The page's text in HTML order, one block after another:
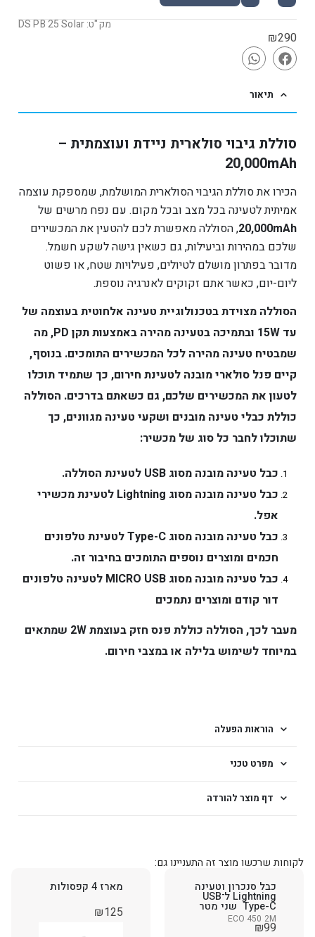
₪290
מק"ט: DS PB 25 Solar
תיאור
סוללת גיבוי סולארית ניידת ועוצמתית –
20,000mAh
הכירו את סוללת הגיבוי הסולארית המושלמת, שמספקת עוצמה
אמיתית לטעינה בכל מצב ובכל מקום. עם נפח מרשים של
20,000mAh, הסוללה מאפשרת לכם להטעין את המכשירים
שלכם במהירות וביעילות, גם כשאין גישה לשקע חשמל.
מדובר בפתרון מושלם לטיולים, פעילויות שטח, או פשוט
ליום-יום, כאשר אתם זקוקים לאנרגיה נוספת.
הסוללה מצוידת בטכנולוגיית טעינה אלחוטית בעוצמה של
עד 15W
ובתמיכה בטעינה מהירה באמצעות תקן PD, מה
שמבטיח טעינה מהירה לכל המכשירים התומכים. בנוסף,
קיים פנל סולארי מובנה לטעינת חירום, כך שתמיד תוכלו
לטעון את המכשירים שלכם, גם כשאתם בדרכים. הסוללה
כוללת כבלי טעינה מובנים ושקעי טעינה מגוונים, כך
שתוכלו לחבר כל סוג של מכשיר:
כבל טעינה מובנה מסוג USB
לטעינת הסוללה.
כבל טעינה מובנה מסוג Lightning
לטעינת מכשירי
אפל.
כבל טעינה מובנה מסוג Type-C
לטעינת טלפונים
חכמים ומוצרים נוספים התומכים בחיבור זה.
כבל טעינה מובנה מסוג MICRO USB לטעינה טלפונים
דור קודם ומוצרים נתמכים
מעבר לכך, הסוללה כוללת פנס חזק בעוצמת 2W
שמתאים
במיוחד לשימוש בלילה או במצבי חירום.
הוראות הפעלה
מפרט טכני
דף מוצר להורדה
לקוחות שרכשו מוצר זה התעניינו גם:
כבל סנכרון וטעינה
Lightning ל־USB
Type-C שני מטר
ECO 450 2M
₪99
מארז 4 קפסולות
₪125